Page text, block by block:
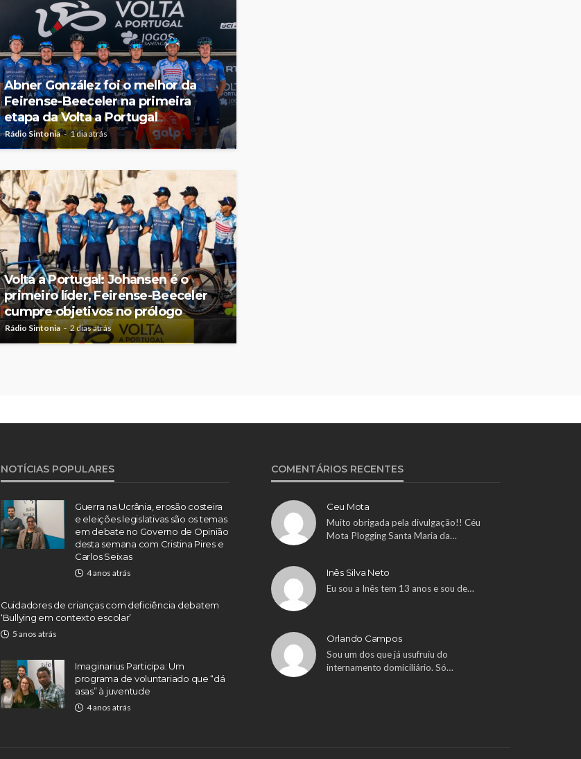
Abner González foi o melhor da
Feirense-Beeceler na primeira
etapa da Volta a Portugal
Rádio Sintonia 1 dia atrás
Volta a Portugal: Johansen é o
primeiro líder, Feirense-Beeceler
cumpre objetivos no prólogo
Rádio Sintonia 2 dias atrás
NOTÍCIAS POPULARES
Guerra na Ucrânia, erosão costeira
e eleições legislativas são os temas
em debate no Governo de Opinião
desta semana com Cristina Pires e
Carlos Seixas
4 anos atrás
Cuidadores de crianças com deficiência debatem
‘Bullying em contexto escolar’
5 anos atrás
Imaginarius Participa: Um
programa de voluntariado que “dá
asas” à juventude
4 anos atrás
COMENTÁRIOS RECENTES
Ceu Mota
Muito obrigada pela divulgação!! Céu
Mota Plogging Santa Maria da…
Inês Silva Neto
Eu sou a Inês tem 13 anos e sou de…
Orlando Campos
Sou um dos que já usufruiu do
internamento domiciliário. Só…